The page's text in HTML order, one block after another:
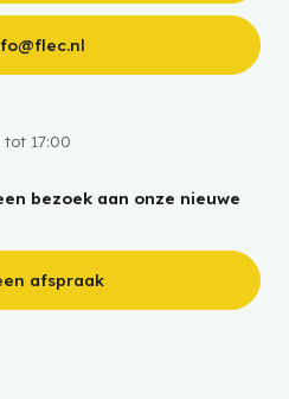
17:00
bezoek aan onze nieuwe
afspraak